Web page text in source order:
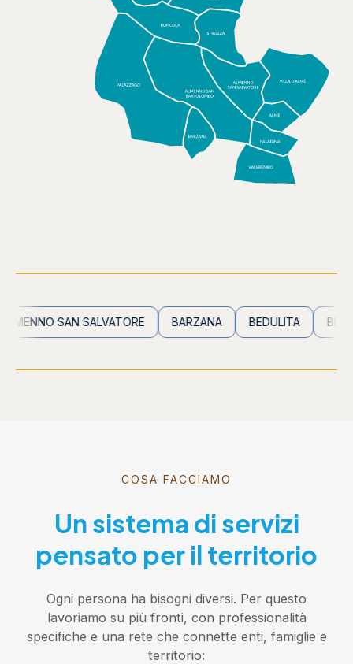
SAN SALVATORE BARZANA BEDULITA
COSA FACCIAMO
Un sistema di servizi
pensato per il territorio
Ogni persona ha bisogni diversi. Per questo
lavoriamo su più fronti, con professionalità
specifiche e una rete che connette enti, famiglie e
territorio: